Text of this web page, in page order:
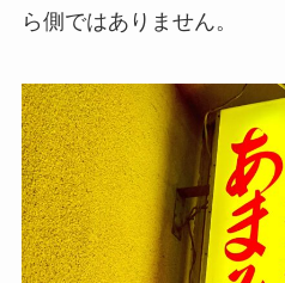
ら側ではありません。